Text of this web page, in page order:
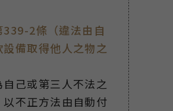
339-2條（違法由自
設備取得他人之物之
自己或第三人不法之
以不正方法由自動付